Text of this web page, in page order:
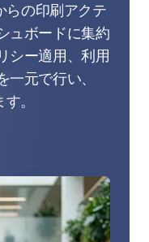
らの印刷アクテ
ュボードに集約
シー適用、利用
元で行い、
。